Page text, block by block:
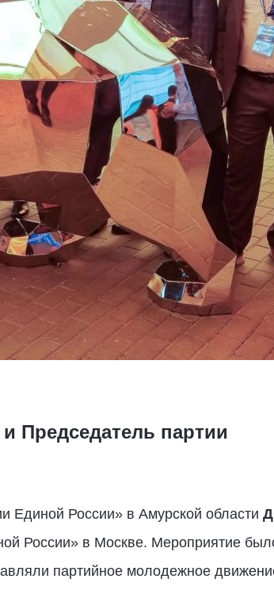
Председатель партии
Единой России» в Амурской области
России» в Москве. Мероприятие
партийное молодежное